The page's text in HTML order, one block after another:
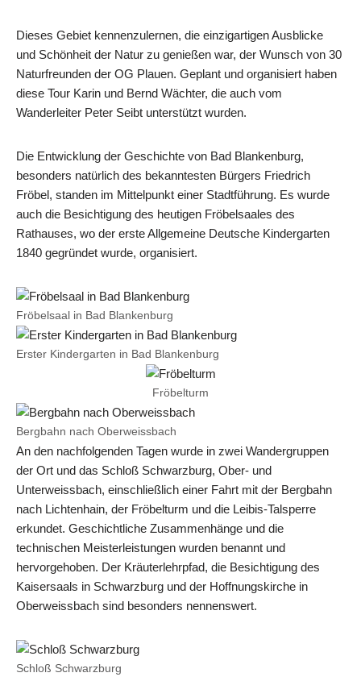
Dieses Gebiet kennenzulernen, die einzigartigen Ausblicke
und Schönheit der Natur zu genießen war, der Wunsch von 30
Naturfreunden der OG Plauen. Geplant und organisiert haben
diese Tour Karin und Bernd Wächter, die auch vom
Wanderleiter Peter Seibt unterstützt wurden.
Die Entwicklung der Geschichte von Bad Blankenburg,
besonders natürlich des bekanntesten Bürgers Friedrich
Fröbel, standen im Mittelpunkt einer Stadtführung. Es wurde
auch die Besichtigung des heutigen Fröbelsaales des
Rathauses, wo der erste Allgemeine Deutsche Kindergarten
1840 gegründet wurde, organisiert.
Fröbelsaal in Bad Blankenburg
Erster Kindergarten in Bad Blankenburg
Fröbelturm
Bergbahn nach Oberweissbach
An den nachfolgenden Tagen wurde in zwei Wandergruppen
der Ort und das Schloß Schwarzburg, Ober- und
Unterweissbach, einschließlich einer Fahrt mit der Bergbahn
nach Lichtenhain, der Fröbelturm und die Leibis-Talsperre
erkundet. Geschichtliche Zusammenhänge und die
technischen Meisterleistungen wurden benannt und
hervorgehoben. Der Kräuterlehrpfad, die Besichtigung des
Kaisersaals in Schwarzburg und der Hoffnungskirche in
Oberweissbach sind besonders nennenswert.
Schloß Schwarzburg